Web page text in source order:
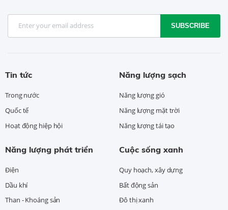
SUBSCRIBE
Tin tức
Trong nước
Quốc tế
Hoạt động hiệp hội
Năng lượng sạch
Năng lượng gió
Năng lượng mặt trời
Năng lượng tái tạo
Năng lượng phát triển
Điện
Dầu khí
Than - Khoáng sản
Cuộc sống xanh
Quy hoạch, xây dựng
Bất động sản
Đô thị xanh